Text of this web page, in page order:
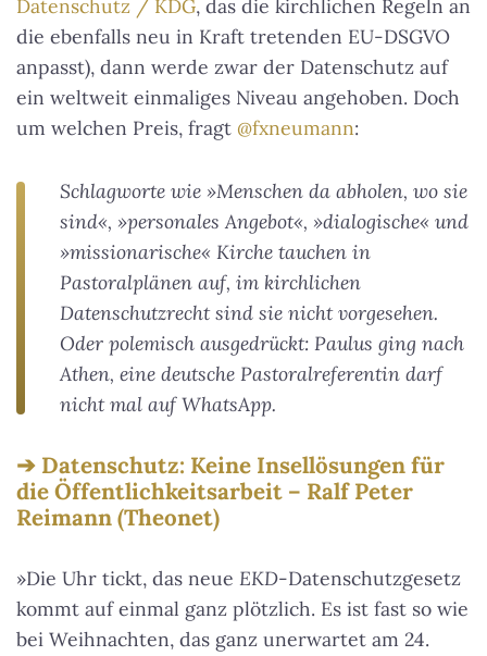
Datenschutz / KDG, das die kirchlichen Regeln an
die ebenfalls neu in Kraft tretenden EU-DSGVO
anpasst), dann werde zwar der Datenschutz auf
ein weltweit einmaliges Niveau angehoben. Doch
um welchen Preis, fragt @fxneumann:
Schlagworte wie »Menschen da abholen, wo sie
sind«, »personales Angebot«, »dialogische« und
»missionarische« Kirche tauchen in
Pastoralplänen auf, im kirchlichen
Datenschutzrecht sind sie nicht vorgesehen.
Oder polemisch ausgedrückt: Paulus ging nach
Athen, eine deutsche Pastoralreferentin darf
nicht mal auf WhatsApp.
Datenschutz: Keine Insellösungen für
die Öffentlichkeitsarbeit – Ralf Peter
Reimann (Theonet)
»Die Uhr tickt, das neue EKD-Datenschutzgesetz
kommt auf einmal ganz plötzlich. Es ist fast so wie
bei Weihnachten, das ganz unerwartet am 24.